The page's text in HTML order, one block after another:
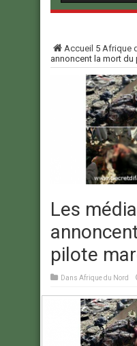
Accueil 5 Afrique
annoncent la mort du
Les
pilote
Dans Afrique du Nord